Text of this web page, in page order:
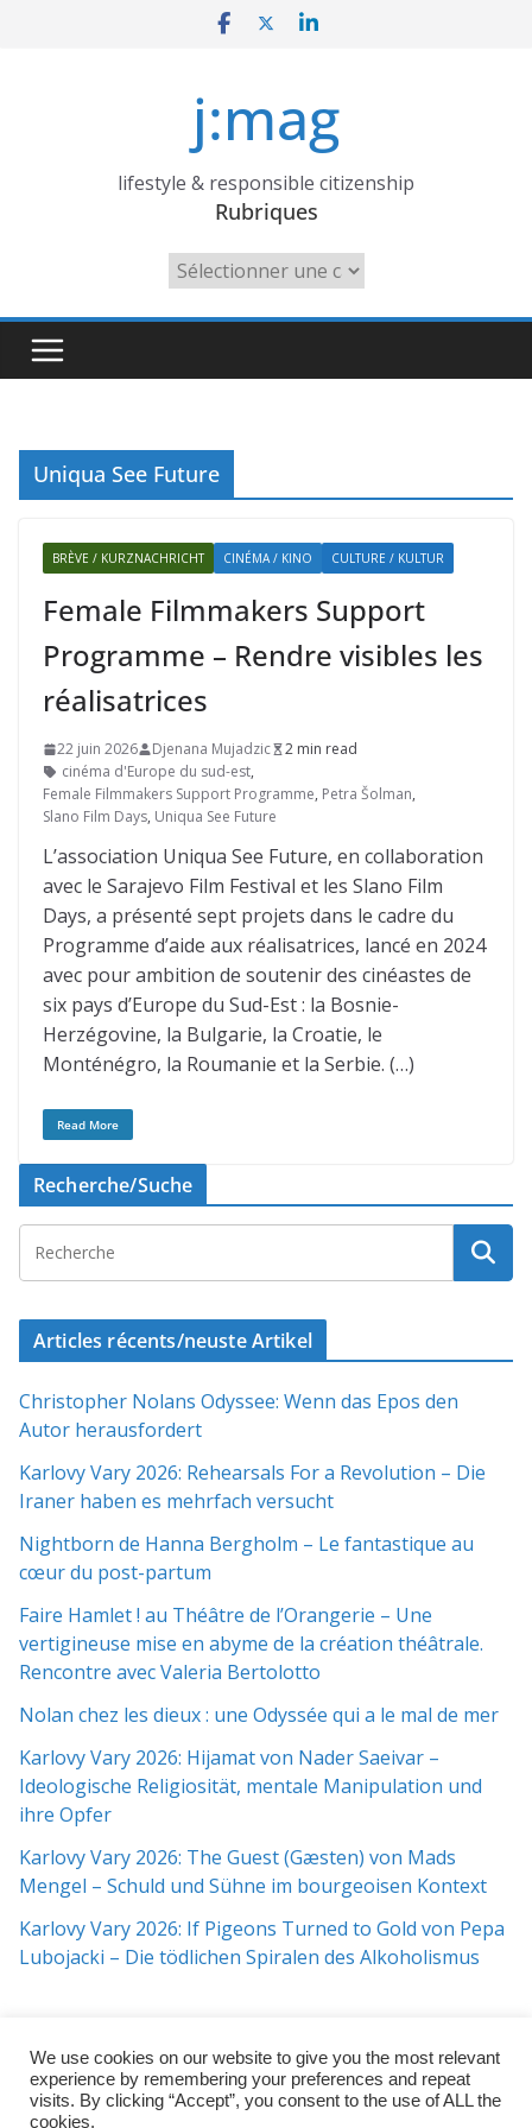
j:mag
lifestyle & responsible citizenship
Rubriques
Rubriques
Uniqua See Future
BRÈVE / KURZNACHRICHT CINÉMA / KINO CULTURE / KULTUR
Female Filmmakers Support
Programme – Rendre visibles les
réalisatrices
22 juin 2026 Djenana Mujadzic
2 min read
cinéma d'Europe du sud-est,
Female Filmmakers Support Programme, Petra Šolman,
Slano Film Days, Uniqua See Future
L’association Uniqua See Future, en collaboration
avec le Sarajevo Film Festival et les Slano Film
Days, a présenté sept projets dans le cadre du
Programme d’aide aux réalisatrices, lancé en 2024
avec pour ambition de soutenir des cinéastes de
six pays d’Europe du Sud-Est : la Bosnie-
Herzégovine, la Bulgarie, la Croatie, le
Monténégro, la Roumanie et la Serbie. (…)
Read More
Recherche/Suche
Articles récents/neuste Artikel
Christopher Nolans Odyssee: Wenn das Epos den
Autor herausfordert
Karlovy Vary 2026: Rehearsals For a Revolution – Die
Iraner haben es mehrfach versucht
Nightborn de Hanna Bergholm – Le fantastique au
cœur du post-partum
Faire Hamlet ! au Théâtre de l’Orangerie – Une
vertigineuse mise en abyme de la création théâtrale.
Rencontre avec Valeria Bertolotto
Nolan chez les dieux : une Odyssée qui a le mal de mer
Karlovy Vary 2026: Hijamat von Nader Saeivar​​ –
Ideologische Religiosität, mentale Manipulation und
ihre Opfer
Karlovy Vary 2026: The Guest (Gæsten) von Mads
Mengel – Schuld und Sühne im bourgeoisen Kontext
Karlovy Vary 2026: If Pigeons Turned to Gold von Pepa
Lubojacki – Die tödlichen Spiralen des Alkoholismus
We use cookies on our website to give you the most relevant
experience by remembering your preferences and repeat
visits. By clicking “Accept”, you consent to the use of ALL the
cookies.